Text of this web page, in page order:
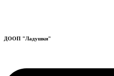
ДООП "Ладушки"